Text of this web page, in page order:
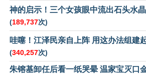
神的启示！三个女孩眼中流出石头水
(189,737次)
哇噻！江泽民亲自上阵 用这办法组建
(340,257次)
朱镕基卸任后看一纸哭晕 温家宝灭口